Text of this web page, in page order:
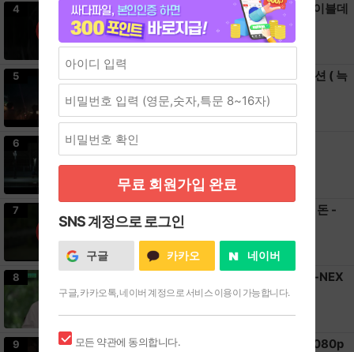
4
[8월] 영미권 1위 레전드 시리즈 최신작[ 이블데
드 번 ] 완벽자막
5
한효주X정우성X김무열 - 2O29년 SF 액션 ( 늑
영화 > 한국영화
6
[8월] 빨리 만나요-신변 보호 형사
영화 > 최신/미개봉
7
쩐도현x임ㅈi연. 지옥의 깜방생활 그리고 돈 -
초고화질. 1O8Op
영화 > 최신/미개봉
8
유 퀴즈 온 더 블럭.E354.260805.720p-NEX
T
9
촌구석 아저씨, 검성이 되다 시즌2.E05.1080p
무료 회원가입 완료
SNS 계정으로 로그인
구글 카카오 네이버
구글, 카카오톡, 네이버 계정으로 서비스 이용이 가능합니다.
모든 약관에 동의합니다.